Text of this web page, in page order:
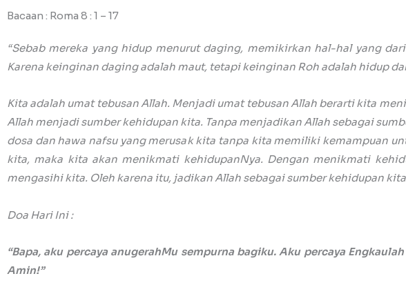
Bacaan : Roma 8 : 1 – 17
“Sebab mereka yang hidup menurut daging, memikirkan hal-hal yang
Karena keinginan daging adalah maut, tetapi keinginan Roh adalah hidup
Kita adalah umat tebusan Allah. Menjadi umat tebusan Allah berarti kita
Allah menjadi sumber kehidupan kita. Tanpa menjadikan Allah sebagai
dosa dan hawa nafsu yang merusak kita tanpa kita memiliki kemampuan
kita, maka kita akan menikmati kehidupanNya. Dengan menikmati
mengasihi kita. Oleh karena itu, jadikan Allah sebagai sumber kehidupan
Doa Hari Ini :
“Bapa, aku percaya anugerahMu sempurna bagiku. Aku percaya
Amin!”